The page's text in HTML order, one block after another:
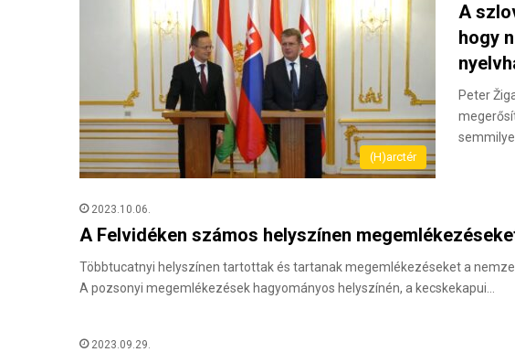
(H)arctér
A
hogy
Peter
2023.10.06.
A Felvidéken számos helyszínen
Többtucatnyi helyszínen tartottak és tartanak megemlékezéseket a
A pozsonyi megemlékezések hagyományos helyszínén, a kecskekapui…
2023.09.29.